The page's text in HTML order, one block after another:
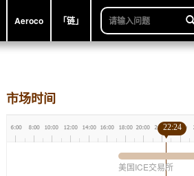
Aeroco 「链」
市场时间
美国ICE交易所
22:24